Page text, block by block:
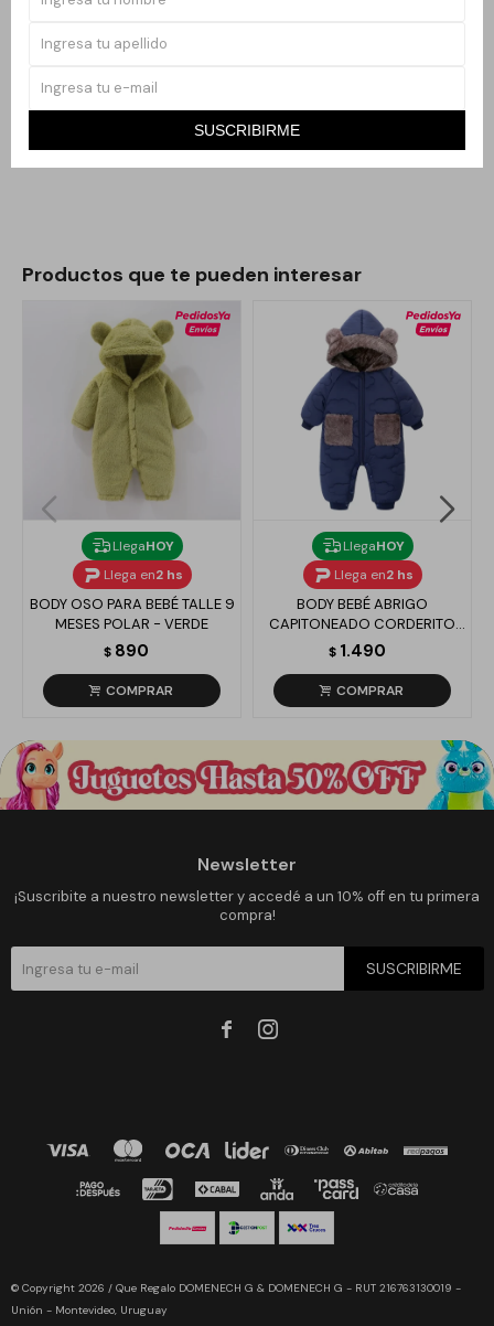
SUSCRIBIRME
Mantener al bebé cómodo en casa con total libertad de
Productos que te pueden interesar
LlegaHOY
Llega en2 hs
BODY OSO PARA BEBÉ TALLE 9
MESES POLAR - VERDE
$ 890
LlegaHOY
Llega en2 hs
BODY BEBÉ ABRIGO
CAPITONEADO CORDERITO
SINTÉTICO - AZUL
$ 1.490
Newsletter
¡Suscribite a nuestro newsletter y accedé a un 10% off en tu primera
compra!
SUSCRIBIRME
 
© Copyright 2026 / Que Regalo DOMENECH G & DOMENECH G - RUT 216763130019 -
Unión - Montevideo, Uruguay